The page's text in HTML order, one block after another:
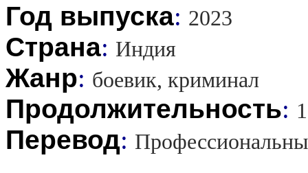
Год выпуска: 2023
Страна: Индия
Жанр: боевик, криминал
Продолжительность:
Перевод: